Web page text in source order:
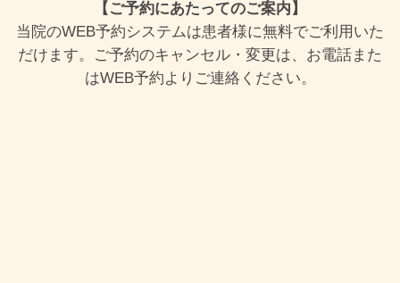
【ご予約にあたってのご案内】
当院のWEB予約システムは患者様に無料でご利用いた
だけます。ご予約のキャンセル・変更は、お電話また
はWEB予約よりご連絡ください。